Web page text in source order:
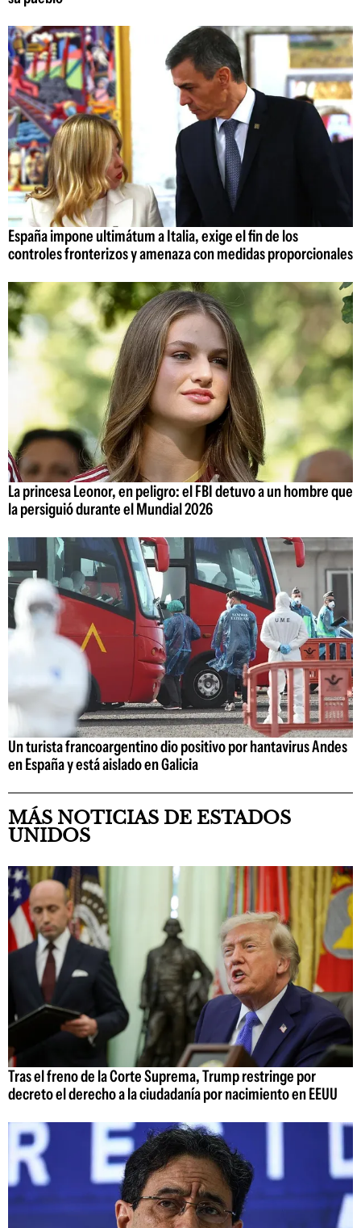
España impone ultimátum a Italia, exige el fin de los
controles fronterizos y amenaza con medidas proporcionales
La princesa Leonor, en peligro: el FBI detuvo a un hombre que
la persiguió durante el Mundial 2026
Un turista francoargentino dio positivo por hantavirus Andes
en España y está aislado en Galicia
MÁS NOTICIAS DE ESTADOS
UNIDOS
Tras el freno de la Corte Suprema, Trump restringe por
decreto el derecho a la ciudadanía por nacimiento en EEUU